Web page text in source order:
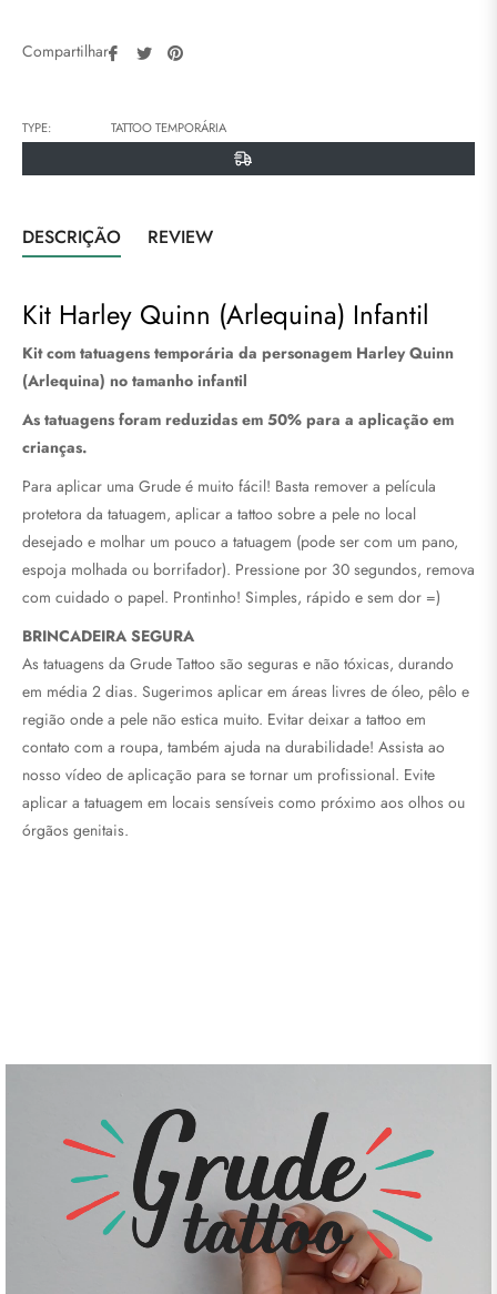
Compartilhar:
Compartilhar
Tweetar
Pin
TYPE: TATTOO TEMPORÁRIA
DESCRIÇÃO REVIEW
Kit Harley Quinn (Arlequina) Infantil
Kit com tatuagens temporária da personagem Harley Quinn
(Arlequina) no tamanho infantil
As tatuagens foram reduzidas em 50% para a aplicação em
crianças.
Para aplicar uma Grude é muito fácil! Basta remover a película
protetora da tatuagem, aplicar a tattoo sobre a pele no local
desejado e molhar um pouco a tatuagem (pode ser com um pano,
espoja molhada ou borrifador). Pressione por 30 segundos, remova
com cuidado o papel. Prontinho! Simples, rápido e sem dor =)
BRINCADEIRA SEGURA
As tatuagens da Grude Tattoo são seguras e não tóxicas, durando
em média 2 dias. Sugerimos aplicar em áreas livres de óleo, pêlo e
região onde a pele não estica muito. Evitar deixar a tattoo em
contato com a roupa, também ajuda na durabilidade! Assista ao
nosso vídeo de aplicação para se tornar um profissional. Evite
aplicar a tatuagem em locais sensíveis como próximo aos olhos ou
órgãos genitais.